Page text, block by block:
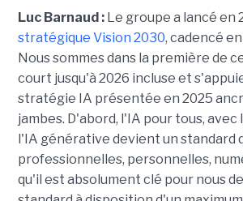
Luc Barnaud :Le groupe a lancé en
stratégique Vision 2030, cadencé
Nous sommes dans la première de
court jusqu'à 2026 incluse et
stratégie IA présentée en 2025
jambes. D'abord, l'IA pour tous,
l'IA générative devient un standard
professionnelles, personnelles,
qu'il est absolument clé pour nous